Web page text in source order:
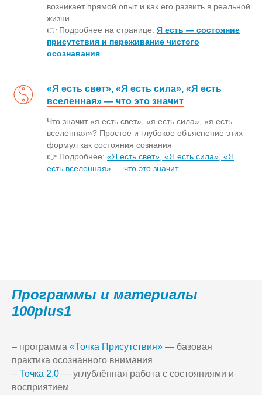
возникает прямой опыт и как его развить в реальной
жизни.
👉 Подробнее на странице: Я есть — состояние
присутствия и переживание чистого
осознавания
«Я есть свет», «Я есть сила», «Я есть
вселенная» — что это значит
Что значит «я есть свет», «я есть сила», «я есть
вселенная»? Простое и глубокое объяснение этих
формул как состояния сознания
👉 Подробнее: «Я есть свет», «Я есть сила», «Я
есть вселенная» — что это значит
Программы и материалы
100plus1
– программа «Точка Присутствия» — базовая
практика осознанного внимания
– Точка 2.0 — углублённая работа с состояниями и
восприятием